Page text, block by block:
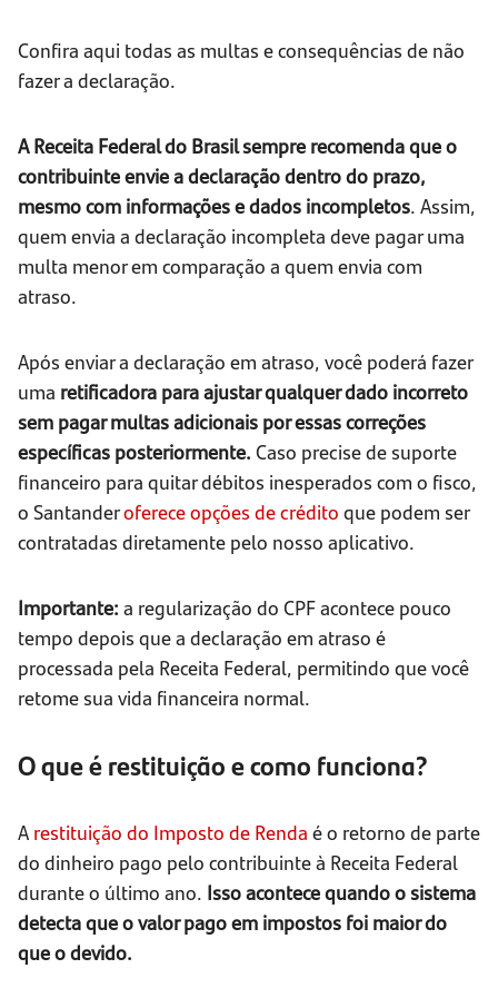
Confira aqui todas as multas e consequências de não
fazer a declaração.
A Receita Federal do Brasil sempre recomenda que o
contribuinte envie a declaração dentro do prazo,
mesmo com informações e dados incompletos. Assim,
quem envia a declaração incompleta deve pagar uma
multa menor em comparação a quem envia com
atraso.
Após enviar a declaração em atraso, você poderá fazer
uma retificadora para ajustar qualquer dado incorreto
sem pagar multas adicionais por essas correções
específicas posteriormente. Caso precise de suporte
financeiro para quitar débitos inesperados com o fisco,
o Santanderoferece opções de crédito que podem ser
contratadas diretamente pelo nosso aplicativo.
Importante: a regularização do CPF acontece pouco
tempo depois que a declaração em atraso é
processada pela Receita Federal, permitindo que você
retome sua vida financeira normal.
O que é restituição e como funciona?
A restituição do Imposto de Renda é o retorno de parte
do dinheiro pago pelo contribuinte à Receita Federal
durante o último ano. Isso acontece quando o sistema
detecta que o valor pago em impostos foi maior do
que o devido.